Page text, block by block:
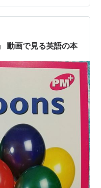
が大きく変わってきま
は日本語で会話をし、
ているので２人ともバ
さて、「子供…
動画で見る英語の本